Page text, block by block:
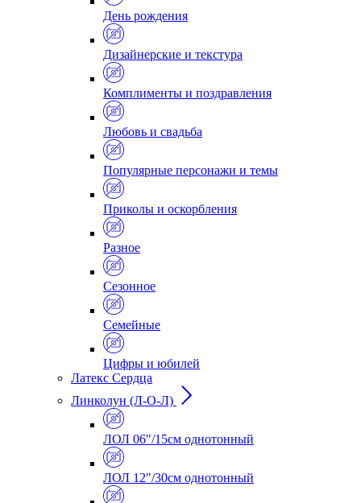
День рождения
Дизайнерские и текстура
Комплименты и поздравления
Любовь и свадьба
Популярные персонажи и темы
Приколы и оскорбления
Разное
Сезонное
Семейные
Цифры и юбилей
Латекс Сердца
Линколун (Л-О-Л)
ЛОЛ 06"/15см однотонный
ЛОЛ 12"/30см однотонный